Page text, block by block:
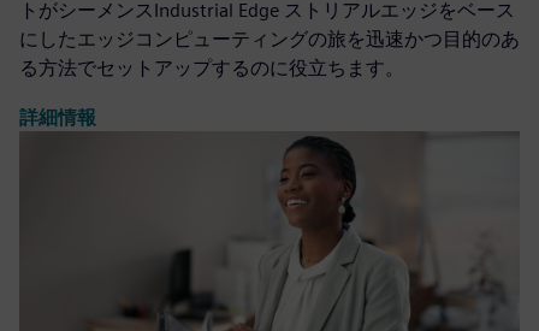
4i Industrial Edge Svc.
Siemens Advanta タの4Iアプローチ（ニーズの特定、イン
スピレーション、アイデアの生成、実装）は、クライアン